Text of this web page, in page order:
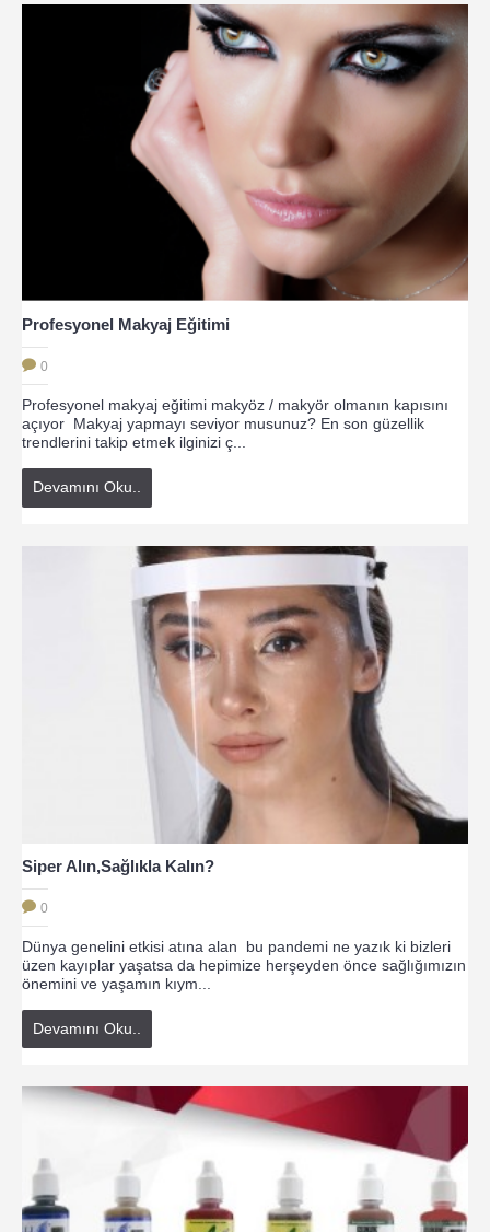
Profesyonel Makyaj Eğitimi
0
Profesyonel makyaj eğitimi makyöz / makyör olmanın kapısını
açıyor Makyaj yapmayı seviyor musunuz? En son güzellik
trendlerini takip etmek ilginizi ç...
Devamını Oku..
Siper Alın,Sağlıkla Kalın?
0
Dünya genelini etkisi atına alan bu pandemi ne yazık ki bizleri
üzen kayıplar yaşatsa da hepimize herşeyden önce sağlığımızın
önemini ve yaşamın kıym...
Devamını Oku..